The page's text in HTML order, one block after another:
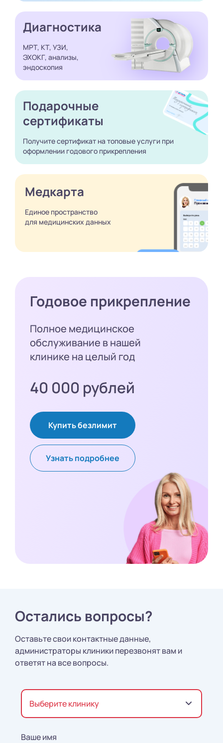
Диагностика
МРТ, КТ, УЗИ,
ЭХОКГ, анализы,
эндоскопия
Подарочные
сертификаты
Получите сертификат на топовые услуги при
оформлении годового прикрепления
Медкарта
Единое пространство
для медицинских данных
Годовое прикрепление
Полное медицинское
обслуживание в нашей
клинике на целый год
40 000 рублей
Купить безлимит
Узнать подробнее
Остались вопросы?
Оставьте свои контактные данные,
администраторы клиники перезвонят вам и
ответят на все вопросы.
Выберите клинику
Ваше имя